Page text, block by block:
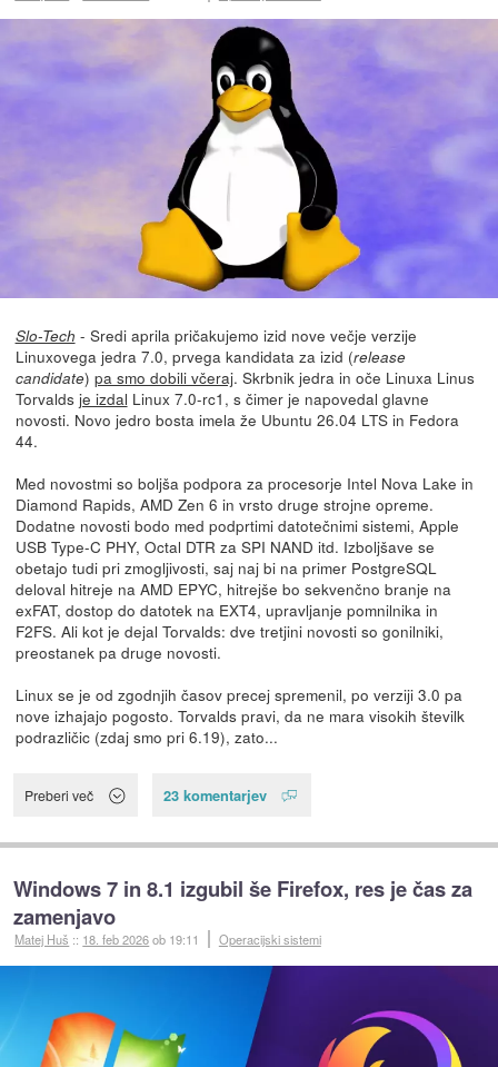
Slo-Tech - Sredi aprila pričakujemo izid nove večje verzije
Linuxovega jedra 7.0, prvega kandidata za izid (release
candidate) pa smo dobili včeraj. Skrbnik jedra in oče Linuxa Linus
Torvalds je izdal Linux 7.0-rc1, s čimer je napovedal glavne
novosti. Novo jedro bosta imela že Ubuntu 26.04 LTS in Fedora
44.
Med novostmi so boljša podpora za procesorje Intel Nova Lake in
Diamond Rapids, AMD Zen 6 in vrsto druge strojne opreme.
Dodatne novosti bodo med podprtimi datotečnimi sistemi, Apple
USB Type-C PHY, Octal DTR za SPI NAND itd. Izboljšave se
obetajo tudi pri zmogljivosti, saj naj bi na primer PostgreSQL
deloval hitreje na AMD EPYC, hitrejše bo sekvenčno branje na
exFAT, dostop do datotek na EXT4, upravljanje pomnilnika in
F2FS. Ali kot je dejal Torvalds: dve tretjini novosti so gonilniki,
preostanek pa druge novosti.
Linux se je od zgodnjih časov precej spremenil, po verziji 3.0 pa
nove izhajajo pogosto. Torvalds pravi, da ne mara visokih številk
podrazličic (zdaj smo pri 6.19), zato...
Preberi več 23 komentarjev
Windows 7 in 8.1 izgubil še Firefox, res je čas za
zamenjavo
Matej Huš :: 18. feb 2026ob 19:11 Operacijski sistemi